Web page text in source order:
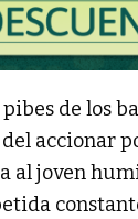
de los
accionar
joven